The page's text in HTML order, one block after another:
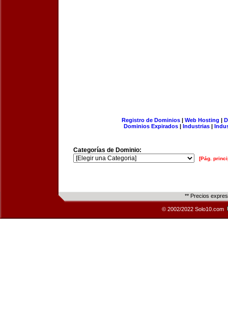
Registro de Dominios| Web Hosting |
Dominios Expirados | Industrias |
Categorías de Dominio:
[Pág.
** Precios
© 2002/2022 Solo10.com